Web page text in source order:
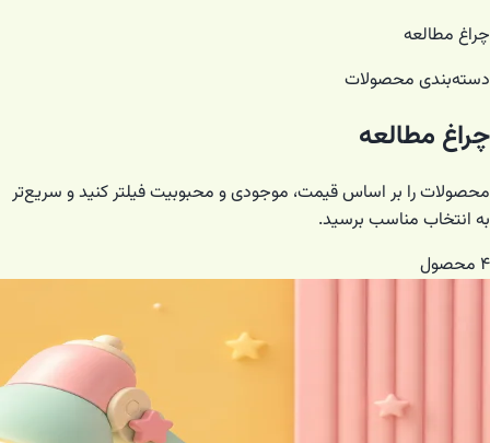
چراغ مطالعه
دسته‌بندی محصولات
چراغ مطالعه
محصولات را بر اساس قیمت، موجودی و محبوبیت فیلتر کنید و سریع‌تر
به انتخاب مناسب برسید.
۴ محصول